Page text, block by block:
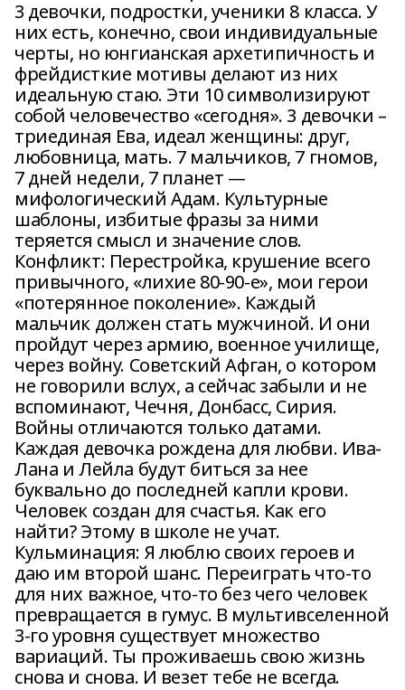
3 девочки, подростки, ученики 8 класса. У
них есть, конечно, свои индивидуальные
черты, но юнгианская архетипичность и
фрейдисткие мотивы делают из них
идеальную стаю. Эти 10 символизируют
собой человечество «сегодня». 3 девочки –
триединая Ева, идеал женщины: друг,
любовница, мать. 7 мальчиков, 7 гномов,
7 дней недели, 7 планет —
мифологический Адам. Культурные
шаблоны, избитые фразы за ними
теряется смысл и значение слов.
Конфликт: Перестройка, крушение всего
привычного, «лихие 80-90-е», мои герои
«потерянное поколение». Каждый
мальчик должен стать мужчиной. И они
пройдут через армию, военное училище,
через войну. Советский Афган, о котором
не говорили вслух, а сейчас забыли и не
вспоминают, Чечня, Донбасс, Сирия.
Войны отличаются только датами.
Каждая девочка рождена для любви. Ива-
Лана и Лейла будут биться за нее
буквально до последней капли крови.
Человек создан для счастья. Как его
найти? Этому в школе не учат.
Кульминация: Я люблю своих героев и
даю им второй шанс. Переиграть что-то
для них важное, что-то без чего человек
превращается в гумус. В мультивселенной
3-го уровня существует множество
вариаций. Ты проживаешь свою жизнь
снова и снова. И везет тебе не всегда.